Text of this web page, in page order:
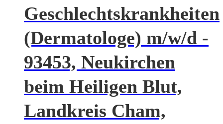
Geschlechtskrankheiten
(Dermatologe) m/w/d -
93453, Neukirchen
beim Heiligen Blut,
Landkreis Cham,